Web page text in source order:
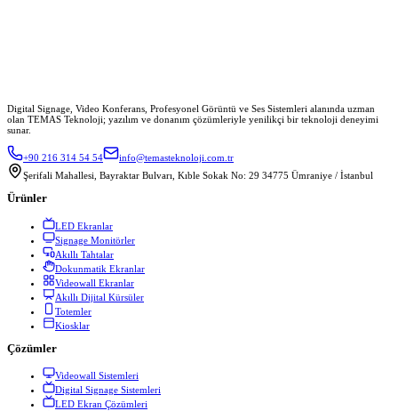
Digital Signage, Video Konferans, Profesyonel Görüntü ve Ses Sistemleri alanında uzman
olan TEMAS Teknoloji; yazılım ve donanım çözümleriyle yenilikçi bir teknoloji deneyimi
sunar.
+90 216 314 54 54
info@temasteknoloji.com.tr
Şerifali Mahallesi, Bayraktar Bulvarı, Kıble Sokak No: 29 34775 Ümraniye / İstanbul
Ürünler
LED Ekranlar
Signage Monitörler
Akıllı Tahtalar
Dokunmatik Ekranlar
Videowall Ekranlar
Akıllı Dijital Kürsüler
Totemler
Kiosklar
Çözümler
Videowall Sistemleri
Digital Signage Sistemleri
LED Ekran Çözümleri